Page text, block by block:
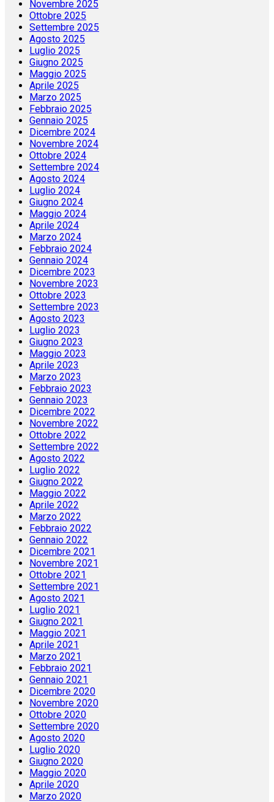
Novembre 2025
Ottobre 2025
Settembre 2025
Agosto 2025
Luglio 2025
Giugno 2025
Maggio 2025
Aprile 2025
Marzo 2025
Febbraio 2025
Gennaio 2025
Dicembre 2024
Novembre 2024
Ottobre 2024
Settembre 2024
Agosto 2024
Luglio 2024
Giugno 2024
Maggio 2024
Aprile 2024
Marzo 2024
Febbraio 2024
Gennaio 2024
Dicembre 2023
Novembre 2023
Ottobre 2023
Settembre 2023
Agosto 2023
Luglio 2023
Giugno 2023
Maggio 2023
Aprile 2023
Marzo 2023
Febbraio 2023
Gennaio 2023
Dicembre 2022
Novembre 2022
Ottobre 2022
Settembre 2022
Agosto 2022
Luglio 2022
Giugno 2022
Maggio 2022
Aprile 2022
Marzo 2022
Febbraio 2022
Gennaio 2022
Dicembre 2021
Novembre 2021
Ottobre 2021
Settembre 2021
Agosto 2021
Luglio 2021
Giugno 2021
Maggio 2021
Aprile 2021
Marzo 2021
Febbraio 2021
Gennaio 2021
Dicembre 2020
Novembre 2020
Ottobre 2020
Settembre 2020
Agosto 2020
Luglio 2020
Giugno 2020
Maggio 2020
Aprile 2020
Marzo 2020